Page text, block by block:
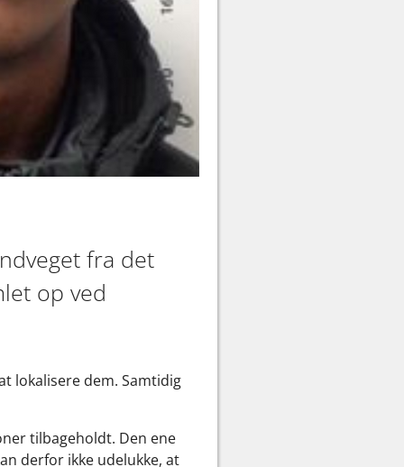
fra det
op ved
lokalisere dem. Samtidig
tilbageholdt. Den ene
derfor ikke udelukke, at